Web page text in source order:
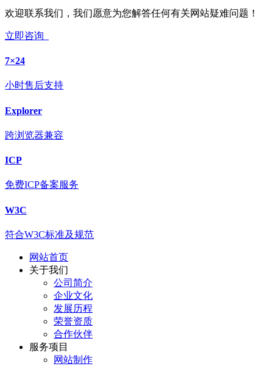
欢迎联系我们，我们愿意为您解答任何有关网站疑难问题！
立即咨询
7×24
小时售后支持
Explorer
跨浏览器兼容
ICP
免费ICP备案服务
W3C
符合W3C标准及规范
网站首页
关于我们
公司简介
企业文化
发展历程
荣誉资质
合作伙伴
服务项目
网站制作